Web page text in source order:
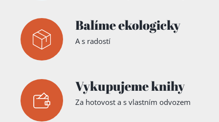
Balíme ekologicky
A s radostí
Vykupujeme knihy
Za hotovost a s vlastním odvozem